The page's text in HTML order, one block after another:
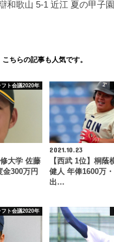
和歌山 5-1 近江 夏の甲子
こちらの記事も人気です。
フト会議2020年
大学 佐藤
金300万円
2021.10.23
【西武 1位】桐蔭
健人 年俸1600万
出…
フト会議2020年